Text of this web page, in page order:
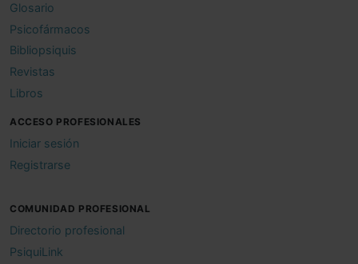
Glosario
Psicofármacos
Bibliopsiquis
Revistas
Libros
ACCESO PROFESIONALES
Iniciar sesión
Registrarse
COMUNIDAD PROFESIONAL
Directorio profesional
PsiquiLink